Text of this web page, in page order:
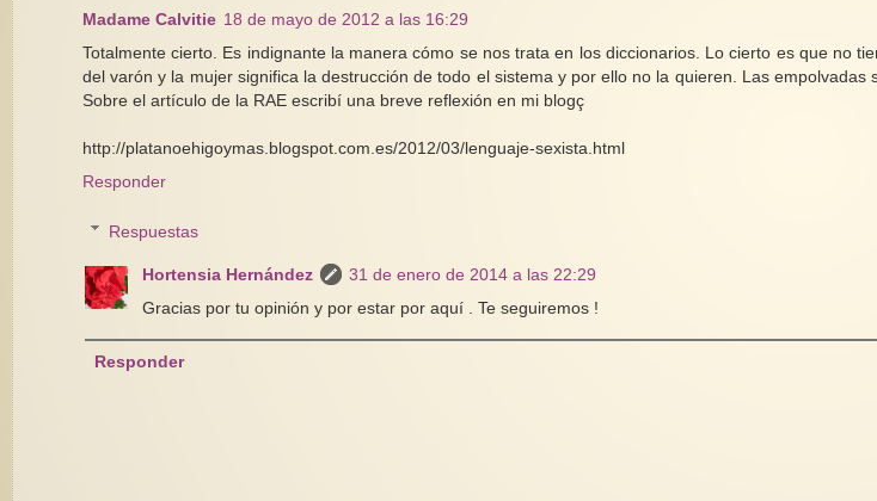
Madame Calvitie 18 de mayo de 2012 a las 16:29
Totalmente cierto. Es indignante la manera cómo se nos trata en los diccionarios. Lo cierto es que no
del varón y la mujer significa la destrucción de todo el sistema y por ello no la quieren. Las
Sobre el artículo de la RAE escribí una breve reflexión en mi blogç
http://platanoehigoymas.blogspot.com.es/2012/03/lenguaje-sexista.html
Responder
Respuestas
Hortensia Hernández
31 de enero de 2014 a las 22:29
Gracias por tu opinión y por estar por aquí . Te seguiremos !
Responder